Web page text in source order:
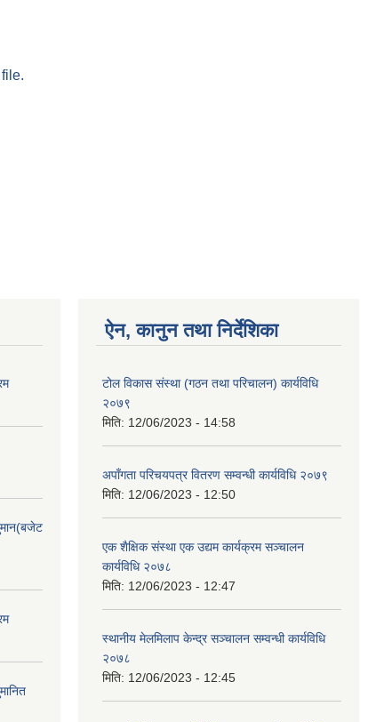
ऐन, कानुन तथा निर्देशिका
टोल विकास संस्था (गठन तथा परिचालन) कार्यविधि
२०७९
मिति: 12/06/2023 - 14:58
अपाँगता परिचयपत्र वितरण सम्वन्धी कार्यविधि २०७९
मिति: 12/06/2023 - 12:50
एक शैक्षिक संस्था एक उद्यम कार्यक्रम सञ्चालन
कार्यविधि २०७८
मिति: 12/06/2023 - 12:47
स्थानीय मेलमिलाप केन्द्र सञ्चालन सम्वन्धी कार्यविधि
२०७८
मिति: 12/06/2023 - 12:45